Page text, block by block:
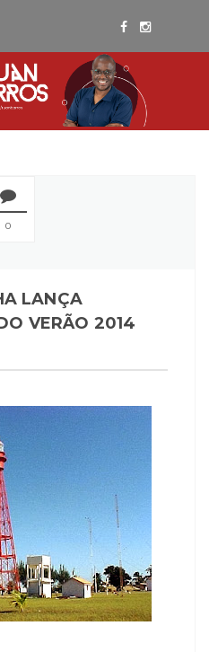
0
LANÇA
VERÃO 2014